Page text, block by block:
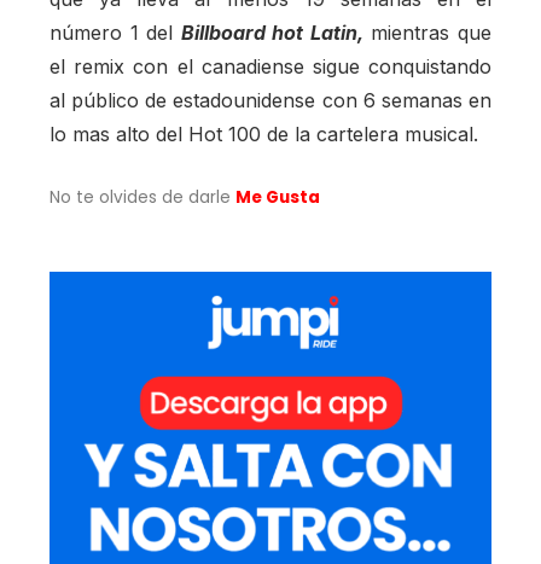
número 1 del Billboard hot Latin, mientras que
el remix con el canadiense sigue conquistando
al público de estadounidense con 6 semanas en
lo mas alto del Hot 100 de la cartelera musical.
No te olvides de darle Me Gusta